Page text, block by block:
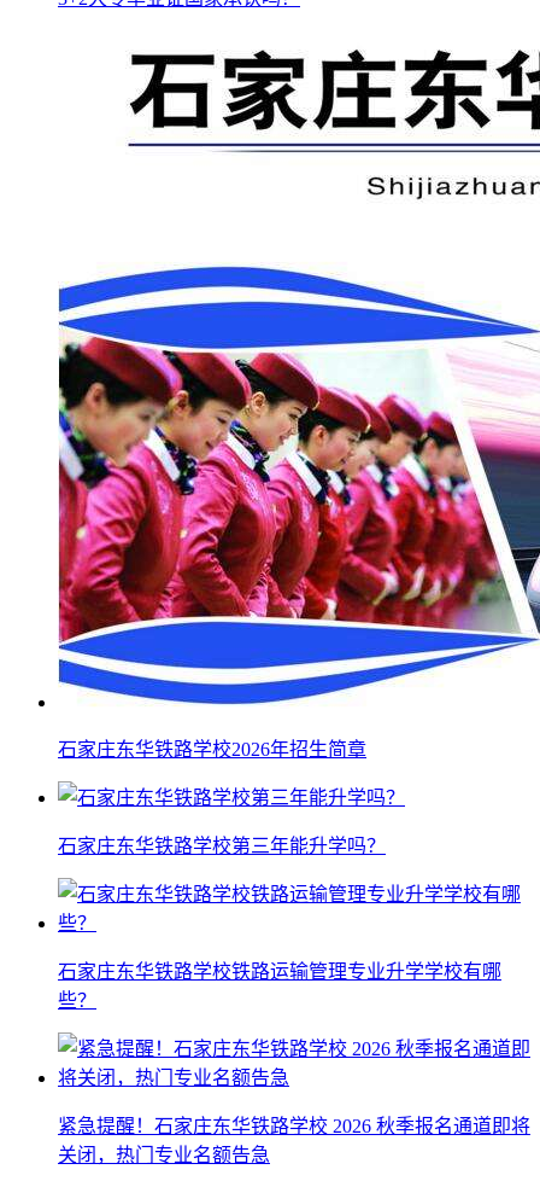
石家庄东华铁路学校2026年招生简章
石家庄东华铁路学校第三年能升学吗？
石家庄东华铁路学校铁路运输管理专业升学学校有哪
些？
紧急提醒！石家庄东华铁路学校 2026 秋季报名通道即将
关闭，热门专业名额告急